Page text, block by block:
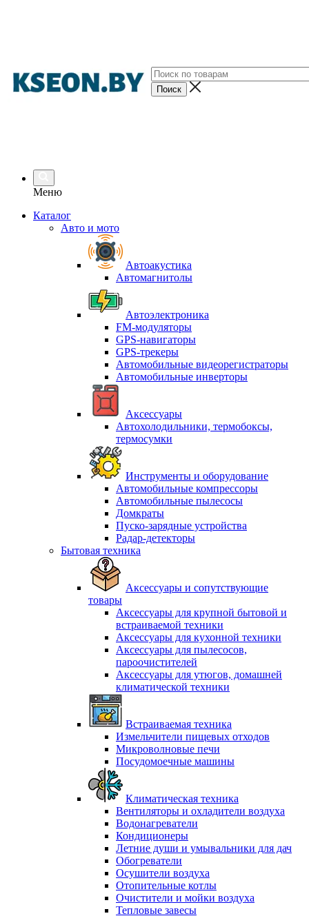
Меню
Каталог
Авто и мото
Автоакустика
Автомагнитолы
Автоэлектроника
FM-модуляторы
GPS-навигаторы
GPS-трекеры
Автомобильные видеорегистраторы
Автомобильные инверторы
Аксессуары
Автохолодильники, термобоксы,
термосумки
Инструменты и оборудование
Автомобильные компрессоры
Автомобильные пылесосы
Домкраты
Пуско-зарядные устройства
Радар-детекторы
Бытовая техника
Аксессуары и сопутствующие
товары
Аксессуары для крупной бытовой и
встраиваемой техники
Аксессуары для кухонной техники
Аксессуары для пылесосов,
пароочистителей
Аксессуары для утюгов, домашней
климатической техники
Встраиваемая техника
Измельчители пищевых отходов
Микроволновые печи
Посудомоечные машины
Климатическая техника
Вентиляторы и охладители воздуха
Водонагреватели
Кондиционеры
Летние души и умывальники для дач
Обогреватели
Осушители воздуха
Отопительные котлы
Очистители и мойки воздуха
Тепловые завесы